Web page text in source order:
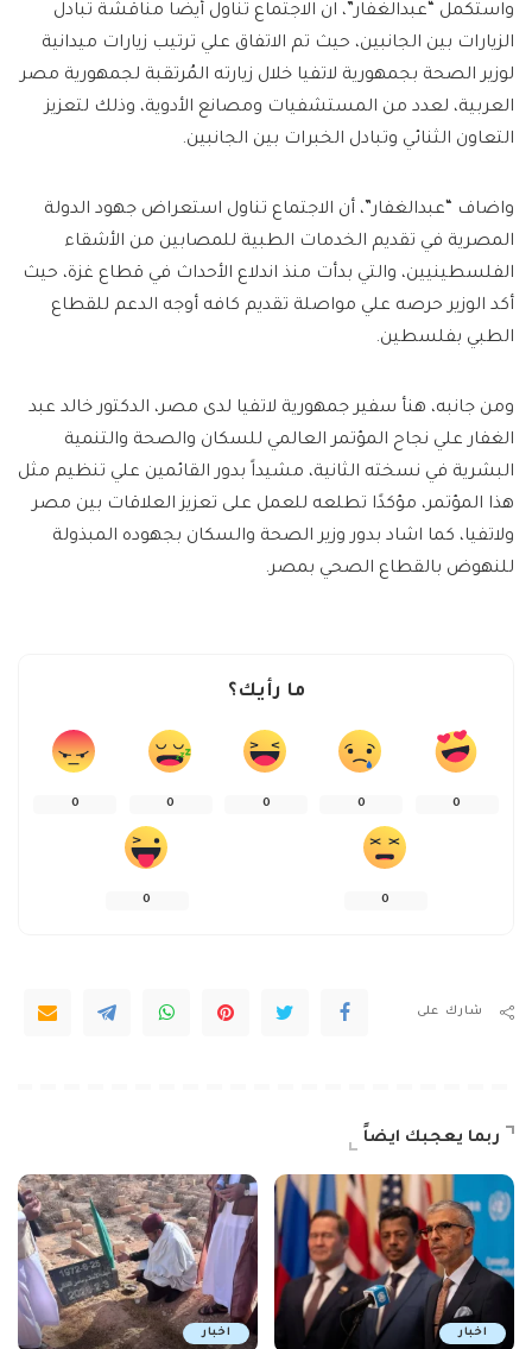
واستكمل “عبدالغفار”، ان الاجتماع تناول أيضًا مناقشة تبادل
الزيارات بين الجانبين، حيث تم الاتفاق علي ترتيب زيارات ميدانية
لوزير الصحة بجمهورية لاتفيا خلال زيارته المُرتقبة لجمهورية مصر
العربية، لعدد من المستشفيات ومصانع الأدوية، وذلك لتعزيز
التعاون الثنائي وتبادل الخبرات بين الجانبين.
واضاف “عبدالغفار”، أن الاجتماع تناول استعراض جهود الدولة
المصرية في تقديم الخدمات الطبية للمصابين من الأشقاء
الفلسطينيين، والتي بدأت منذ اندلاع الأحداث في قطاع غزة، حيث
أكد الوزير حرصه علي مواصلة تقديم كافه أوجه الدعم للقطاع
الطبي بفلسطين.
ومن جانبه، هنأ سفير جمهورية لاتفيا لدى مصر، الدكتور خالد عبد
الغفار علي نجاح المؤتمر العالمي للسكان والصحة والتنمية
البشرية في نسخته الثانية، مشيداً بدور القائمين علي تنظيم مثل
هذا المؤتمر، مؤكدًا تطلعه للعمل على تعزيز العلاقات بين مصر
ولاتفيا، كما اشاد بدور وزير الصحة والسكان بجهوده المبذولة
للنهوض بالقطاع الصحي بمصر.
ما رأيك؟
0
0
0
0
0
0
0
شارك على
ربما يعجبك ايضاً
اخبار اخبار